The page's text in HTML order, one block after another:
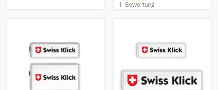
100%
1 Bewertung